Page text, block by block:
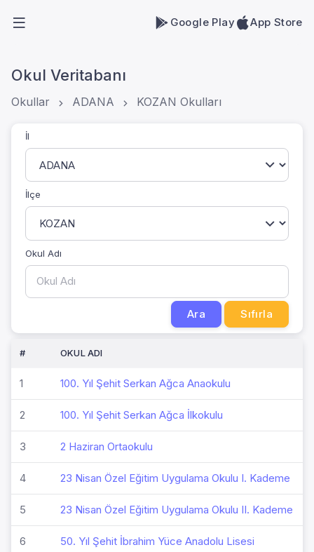
Google Play App Store
Okul Veritabanı
Okullar ADANA KOZAN Okulları
İl
İlçe
Okul Adı
Ara Sıfırla
# OKUL ADI
1 100. Yıl Şehit Serkan Ağca Anaokulu
2 100. Yıl Şehit Serkan Ağca İlkokulu
3 2 Haziran Ortaokulu
4 23 Nisan Özel Eğitim Uygulama Okulu I. Kademe
5 23 Nisan Özel Eğitim Uygulama Okulu II. Kademe
6 50. Yıl Şehit İbrahim Yüce Anadolu Lisesi